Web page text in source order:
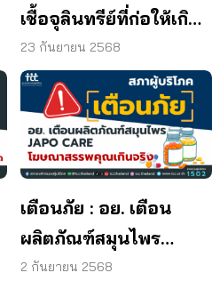
เชื้อจุลินทรีย์ที่ก่อให้เกิด
โรค และพบแบคทีเรีย
ยีสต์ และรา เกิน
มาตรฐานกำหนด ใน
ผลิตภัณฑ์ย้อมผม
23 กันยายน 2568
เตือนภัย : อย. เตือน
ผลิตภัณฑ์สมุนไพร
JAPO CARE โฆษณา
2 กันยายน 2568